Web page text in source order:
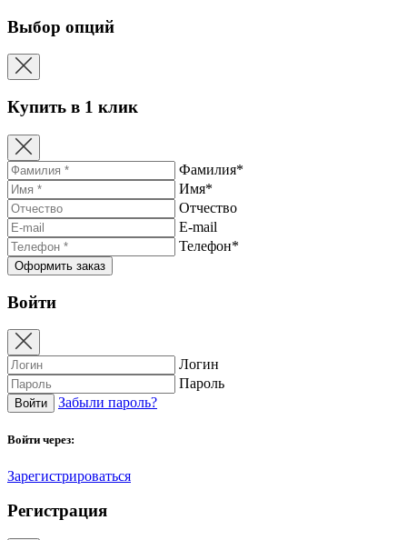
Выбор опций
Купить в 1 клик
Фамилия*
Имя*
Отчество
E-mail
Телефон*
Войти
Логин
Пароль
Забыли пароль?
Войти через:
Зарегистрироваться
Регистрация